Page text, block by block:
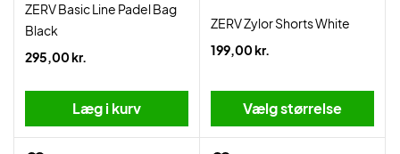
ZERV Basic Line Padel Bag
Black
295,00 kr.
Læg i kurv
ZERV Zylor Shorts White
199,00 kr.
Vælg størrelse